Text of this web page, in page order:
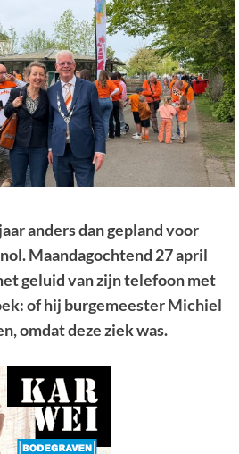
anders dan gepland voor
Maandagochtend 27 april
geluid van zijn telefoon met
of hij burgemeester Michiel
omdat deze ziek was.